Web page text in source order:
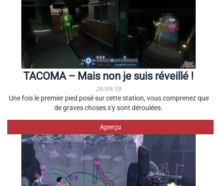
TACOMA – Mais non je suis réveillé !
26/05/19
Une fois le premier pied posé sur cette station, vous comprenez que
de graves choses s'y sont déroulées.
Aperçu